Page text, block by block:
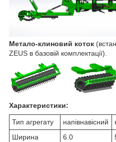
Метало-клиновий коток
ZEUS в базовій комплектації).
Характеристики:
Тип агрегату напівнавісний
Ширина
6.0